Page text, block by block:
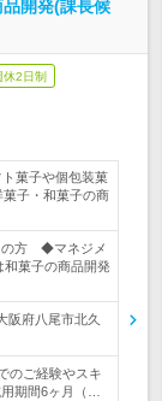
開発(課長候
休2日制
ト菓子や個包装菓
子・和菓子の商
の方 ◆マネジメ
菓子の商品開発
府八尾市北久
のご経験やスキ
期間6ヶ月（…